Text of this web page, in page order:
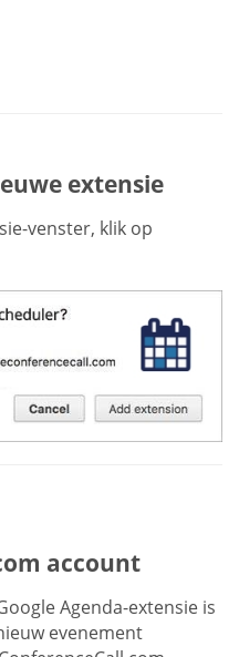
extensie
venster, klik op
account
Agenda-extensie is
evenement